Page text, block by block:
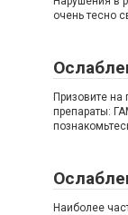
очень тесно
Призовите
препараты:
Наиболее